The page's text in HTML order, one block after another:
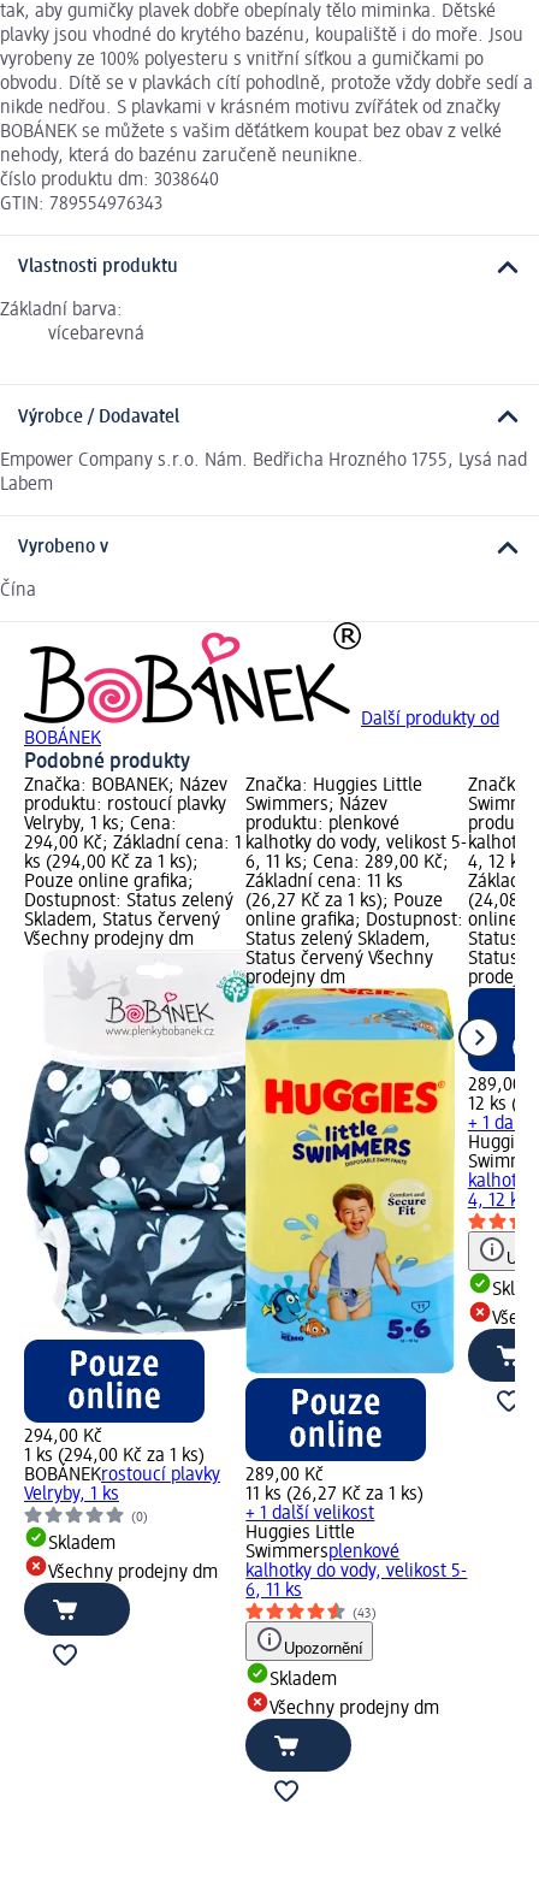
tak, aby gumičky plavek dobře obepínaly tělo miminka. Dětské
plavky jsou vhodné do krytého bazénu, koupaliště i do moře. Jsou
vyrobeny ze 100% polyesteru s vnitřní síťkou a gumičkami po
obvodu. Dítě se v plavkách cítí pohodlně, protože vždy dobře sedí a
nikde nedřou. S plavkami v krásném motivu zvířátek od značky
BOBÁNEK se můžete s vašim děťátkem koupat bez obav z velké
nehody, která do bazénu zaručeně neunikne.
číslo produktu dm: 3038640
GTIN: 789554976343
Vlastnosti produktu
Základní barva:
vícebarevná
Výrobce / Dodavatel
Empower Company s.r.o. Nám. Bedřicha Hrozného 1755, Lysá nad
Labem
Vyrobeno v
Čína
Další produkty od
BOBÁNEK
Podobné produkty
Značka: BOBÁNEK; Název
produktu: rostoucí plavky
Velryby, 1 ks; Cena:
294,00 Kč; Základní cena: 1
ks (294,00 Kč za 1 ks);
Pouze online grafika;
Dostupnost: Status zelený
Skladem, Status červený
Všechny prodejny dm
294,00 Kč
1 ks (294,00 Kč za 1 ks)
BOBÁNEKrostoucí plavky
Velryby, 1 ks
(0)
Skladem
Všechny prodejny dm
Značka: Huggies Little
Swimmers; Název
produktu: plenkové
kalhotky do vody, velikost 5-
6, 11 ks; Cena: 289,00 Kč;
Základní cena: 11 ks
(26,27 Kč za 1 ks); Pouze
online grafika; Dostupnost:
Status zelený Skladem,
Status červený Všechny
prodejny dm
289,00 Kč
11 ks (26,27 Kč za 1 ks)
+ 1 další velikost
Huggies Little
Swimmersplenkové
kalhotky do vody, velikost 5-
6, 11 ks
(43)
Upozornění
Skladem
Všechny prodejny dm
Značka:
kalhotky
4, 12 ks;
Základní
(24,08
online
Status
Status
289,00
12 ks
+ 1 další
Huggies
kalhotky
4, 12 ks